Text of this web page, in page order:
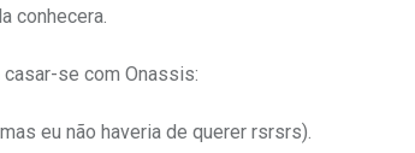
conhecera.
se com Onassis:
eu não haveria de querer rsrsrs).